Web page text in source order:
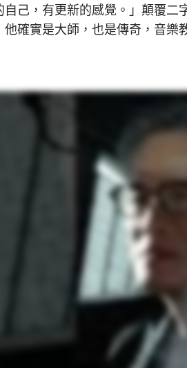
自己，有更新的感覺。」顛覆
他確實是大師，也是傳奇，音樂